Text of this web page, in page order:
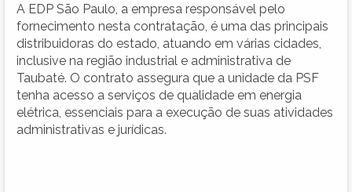
A EDP São Paulo, a empresa responsável pelo
fornecimento nesta contratação, é uma das principais
distribuidoras do estado, atuando em várias cidades,
inclusive na região industrial e administrativa de
Taubaté. O contrato assegura que a unidade da PSF
tenha acesso a serviços de qualidade em energia
elétrica, essenciais para a execução de suas atividades
administrativas e jurídicas.